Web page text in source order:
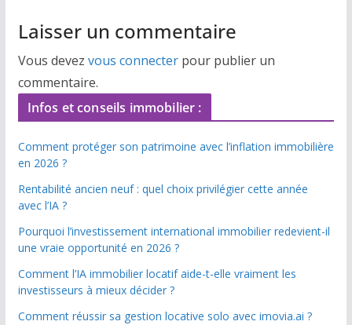
Laisser un commentaire
Vous devez vous connecterpour publier un
commentaire.
Infos et conseils immobilier :
Comment protéger son patrimoine avec l’inflation immobilière
en 2026 ?
Rentabilité ancien neuf : quel choix privilégier cette année
avec l’IA ?
Pourquoi l’investissement international immobilier redevient-il
une vraie opportunité en 2026 ?
Comment l’IA immobilier locatif aide-t-elle vraiment les
investisseurs à mieux décider ?
Comment réussir sa gestion locative solo avec imovia.ai ?